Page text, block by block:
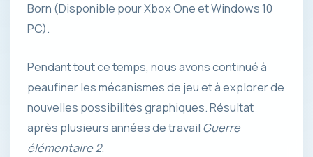
Born (Disponible pour Xbox One et Windows 10
PC).
Pendant tout ce temps, nous avons continué à
peaufiner les mécanismes de jeu et à explorer de
nouvelles possibilités graphiques. Résultat
après plusieurs années de travail Guerre
élémentaire 2.